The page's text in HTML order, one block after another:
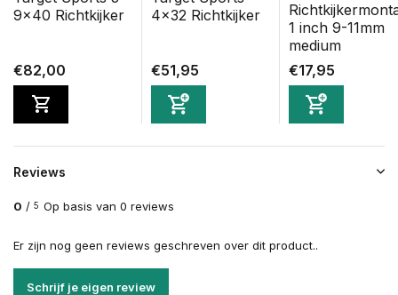
9x40 Richtkijker
€82,00
4x32 Richtkijker
€51,95
1 inch 9-11mm
medium
€17,95
Reviews
0 / 5 Op basis van 0 reviews
Er zijn nog geen reviews geschreven over dit product..
Schrijf je eigen review